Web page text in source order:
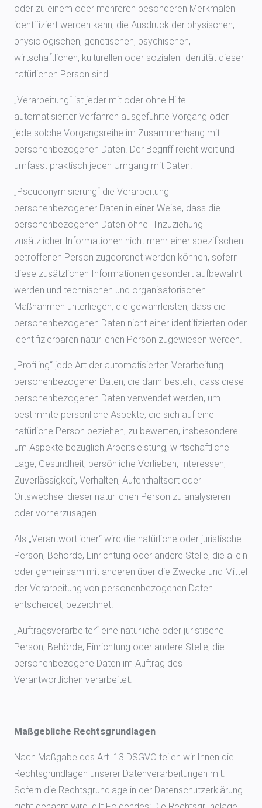
oder zu einem oder mehreren besonderen Merkmalen
identifiziert werden kann, die Ausdruck der physischen,
physiologischen, genetischen, psychischen,
wirtschaftlichen, kulturellen oder sozialen Identität dieser
natürlichen Person sind.
„Verarbeitung“ ist jeder mit oder ohne Hilfe
automatisierter Verfahren ausgeführte Vorgang oder
jede solche Vorgangsreihe im Zusammenhang mit
personenbezogenen Daten. Der Begriff reicht weit und
umfasst praktisch jeden Umgang mit Daten.
„Pseudonymisierung“ die Verarbeitung
personenbezogener Daten in einer Weise, dass die
personenbezogenen Daten ohne Hinzuziehung
zusätzlicher Informationen nicht mehr einer spezifischen
betroffenen Person zugeordnet werden können, sofern
diese zusätzlichen Informationen gesondert aufbewahrt
werden und technischen und organisatorischen
Maßnahmen unterliegen, die gewährleisten, dass die
personenbezogenen Daten nicht einer identifizierten oder
identifizierbaren natürlichen Person zugewiesen werden.
„Profiling“ jede Art der automatisierten Verarbeitung
personenbezogener Daten, die darin besteht, dass diese
personenbezogenen Daten verwendet werden, um
bestimmte persönliche Aspekte, die sich auf eine
natürliche Person beziehen, zu bewerten, insbesondere
um Aspekte bezüglich Arbeitsleistung, wirtschaftliche
Lage, Gesundheit, persönliche Vorlieben, Interessen,
Zuverlässigkeit, Verhalten, Aufenthaltsort oder
Ortswechsel dieser natürlichen Person zu analysieren
oder vorherzusagen.
Als „Verantwortlicher“ wird die natürliche oder juristische
Person, Behörde, Einrichtung oder andere Stelle, die allein
oder gemeinsam mit anderen über die Zwecke und Mittel
der Verarbeitung von personenbezogenen Daten
entscheidet, bezeichnet.
„Auftragsverarbeiter“ eine natürliche oder juristische
Person, Behörde, Einrichtung oder andere Stelle, die
personenbezogene Daten im Auftrag des
Verantwortlichen verarbeitet.
Maßgebliche Rechtsgrundlagen
Nach Maßgabe des Art. 13 DSGVO teilen wir Ihnen die
Rechtsgrundlagen unserer Datenverarbeitungen mit.
Sofern die Rechtsgrundlage in der Datenschutzerklärung